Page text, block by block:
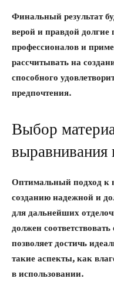
Финальный результат
верой и правдой
профессионалов и
рассчитывать на
способного
предпочтения.
Выбор
выравнивания
Оптимальный подход к
созданию надежной и
для дальнейших
должен
позволяет достичь
такие аспекты, как
в использовании.